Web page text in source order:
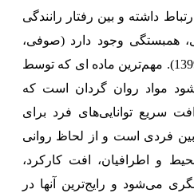
داشته و بین رفتار رانندگی
همبستگی وجود دارد (صوفی،
دادگر، شهنوازی و نارویی، 1399). مهم‌ترین ماده ای که توسط
مواد روان گردان است که
سریع توانایی‌های فرد برای
فردی است و از لحاظ روانی
و اطرافیان، افت کارکرد،
می‌شود و رایج‌ترین آنها در